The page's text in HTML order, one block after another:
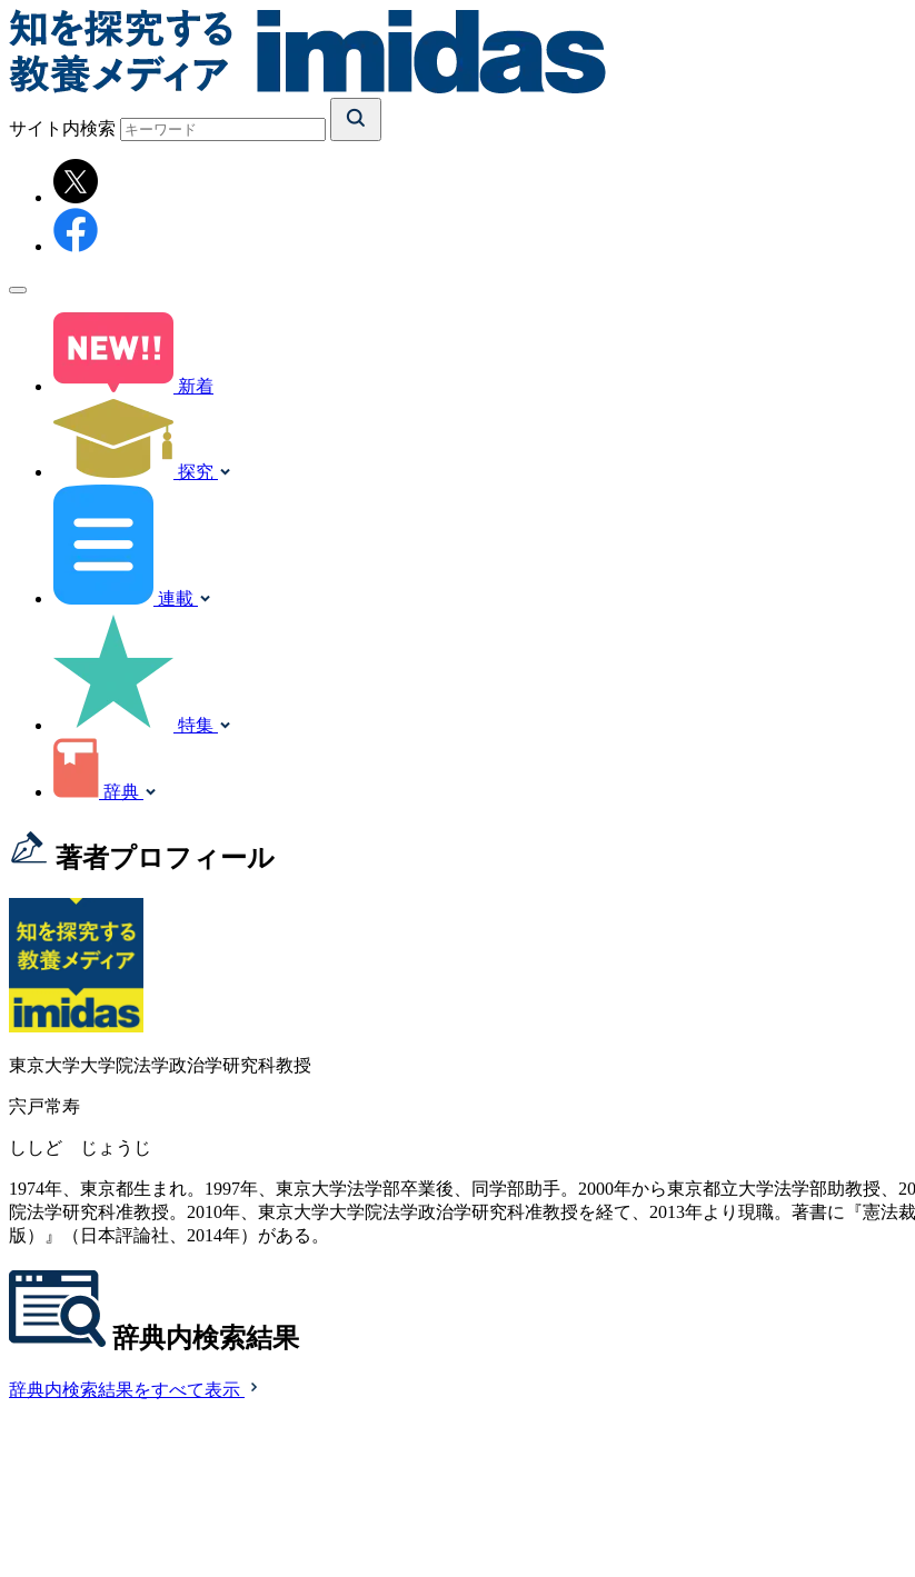
サイト内検索
新着
探究
連載
特集
辞典
著者プロフィール
東京大学大学院法学政治学研究科教授
宍戸常寿
ししど じょうじ
1974年、東京都生まれ。1997年、東京大学法学部卒業後、同学部助手。2000年から東京都立大学法学部助教授
院法学研究科准教授。2010年、東京大学大学院法学政治学研究科准教授を経て、2013年より現職。著書に『憲
版）』（日本評論社、2014年）がある。
辞典内検索結果
辞典内検索結果をすべて表示